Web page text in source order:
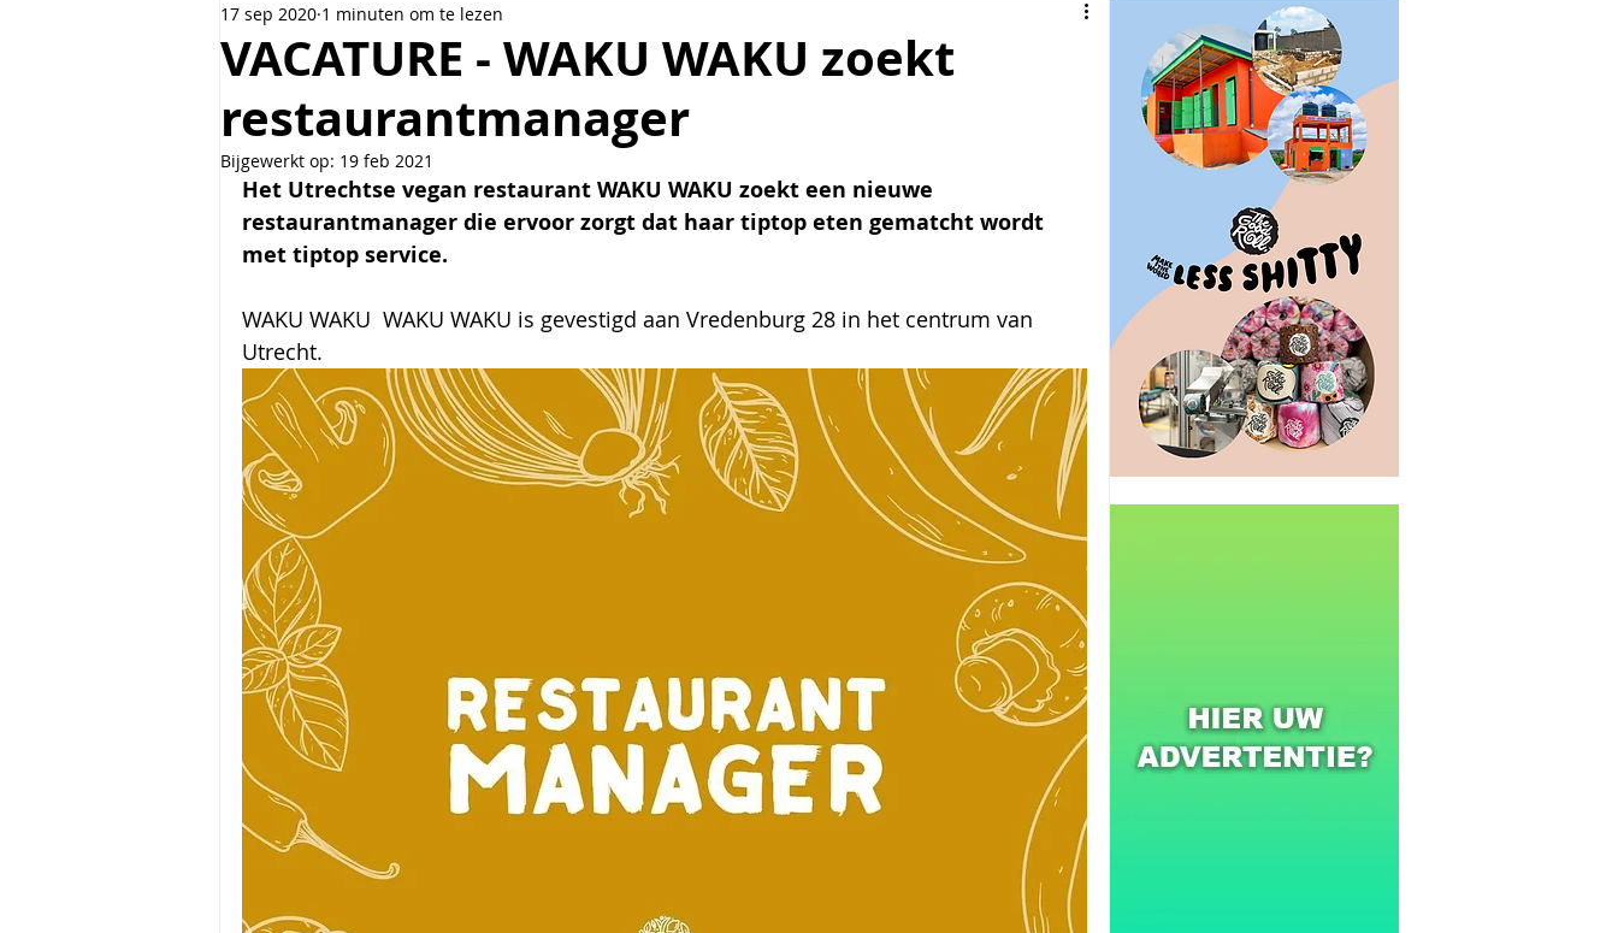
Vacatures Algemeen
VACATURE - WAKU WAKU zoekt
restaurantmanager
17 sep 2020 1 minuten om te lezen
Bijgewerkt op: 19 feb 2021
Het Utrechtse vegan restaurant WAKU WAKU zoekt een nieuwe
restaurantmanager die ervoor zorgt dat haar tiptop eten gematcht wordt
met tiptop service.
WAKU WAKU WAKU WAKU is gevestigd aan Vredenburg 28 in het centrum van
Utrecht.